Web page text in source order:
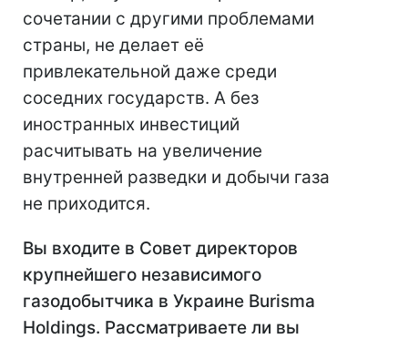
сочетании с другими проблемами
страны, не делает её
привлекательной даже среди
соседних государств. А без
иностранных инвестиций
расчитывать на увеличение
внутренней разведки и добычи газа
не приходится.
Вы входите в Совет директоров
крупнейшего независимого
газодобытчика в Украине Burisma
Holdings. Рассматриваете ли вы